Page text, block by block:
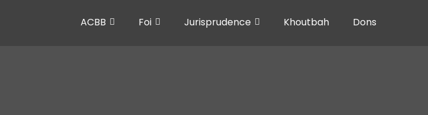
ACBB Foi Jurisprudence Khoutbah Dons